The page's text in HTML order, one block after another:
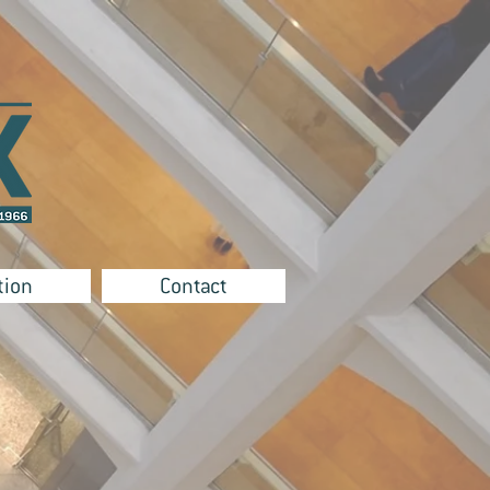
Contact